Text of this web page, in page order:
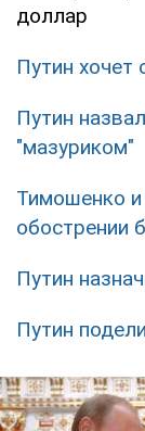
доллар
Путин хочет
Путин
"мазуриком"
Тимошенко и
обострении
Путин
Путин